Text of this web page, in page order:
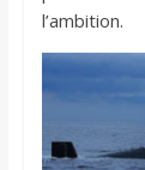
l’ambition.